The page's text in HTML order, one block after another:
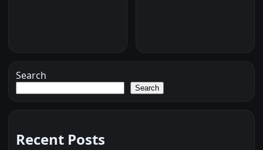
Search
Search
Recent Posts